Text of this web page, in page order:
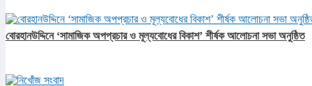
বোরহানউদ্দিনে ‘সামাজিক অপপ্রচার ও মূল্যবোধের বিকাশ’ শীর্ষক আলোচনা সভা অনুষ্ঠিত